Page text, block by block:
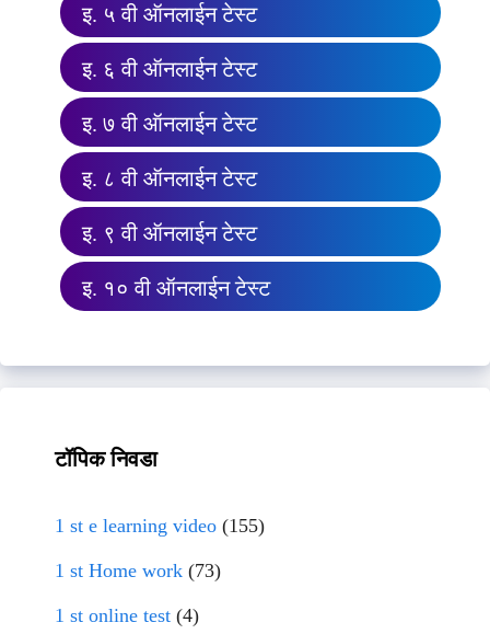
इ. ५ वी ऑनलाईन टेस्ट
इ. ६ वी ऑनलाईन टेस्ट
इ. ७ वी ऑनलाईन टेस्ट
इ. ८ वी ऑनलाईन टेस्ट
इ. ९ वी ऑनलाईन टेस्ट
इ. १० वी ऑनलाईन टेस्ट
टॉपिक निवडा
1 st e learning video (155)
1 st Home work (73)
1 st online test (4)